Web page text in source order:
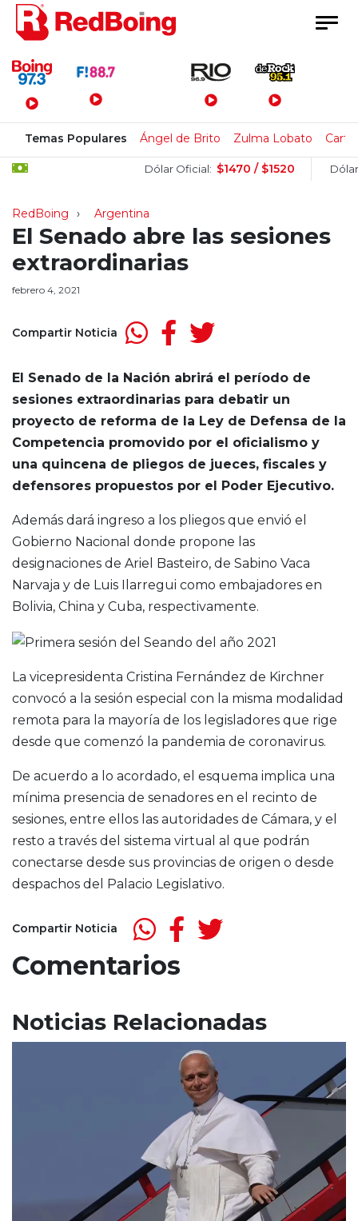
Menú Principal
Temas Populares Ángel de Brito Zulma Lobato
Dólar Oficial: $1470 / $1520 Dólar
RedBoing Argentina
El Senado abre las sesiones
extraordinarias
febrero 4, 2021
Compartir Noticia
El Senado de la Nación abrirá el período de
sesiones extraordinarias para debatir un
proyecto de reforma de la Ley de Defensa de la
Competencia promovido por el oficialismo y
una quincena de pliegos de jueces, fiscales y
defensores propuestos por el Poder Ejecutivo.
Además dará ingreso a los pliegos que envió el
Gobierno Nacional donde propone las
designaciones de Ariel Basteiro, de Sabino Vaca
Narvaja y de Luis Ilarregui como embajadores en
Bolivia, China y Cuba, respectivamente.
La vicepresidenta Cristina Fernández de Kirchner
convocó a la sesión especial con la misma modalidad
remota para la mayoría de los legisladores que rige
desde que comenzó la pandemia de coronavirus.
De acuerdo a lo acordado, el esquema implica una
mínima presencia de senadores en el recinto de
sesiones, entre ellos las autoridades de Cámara, y el
resto a través del sistema virtual al que podrán
conectarse desde sus provincias de origen o desde
despachos del Palacio Legislativo.
Compartir Noticia
Comentarios
Noticias Relacionadas